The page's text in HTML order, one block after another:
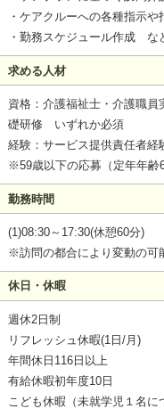
・ケアクルーへの各種指示
・勤務スケジュール作成 な
求める人材
資格：介護福祉士・介護職
礎研修 いずれか必須
経験：サービス提供責任者
※59歳以下の応募（定年年齢
勤務時間
(1)08:30～17:30(休憩60分)
※訪問の都合により変動の可
休日・休暇
週休2日制
リフレッシュ休暇(1日/月)
年間休日116日以上
有給休暇初年度10日
こども休暇（未就学児１名に